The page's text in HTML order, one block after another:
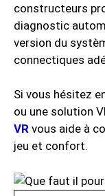
constructeurs
diagnostic
version du
connectiques
Si vous hésitez
ou une solution
VR vous aide à
jeu et confort.